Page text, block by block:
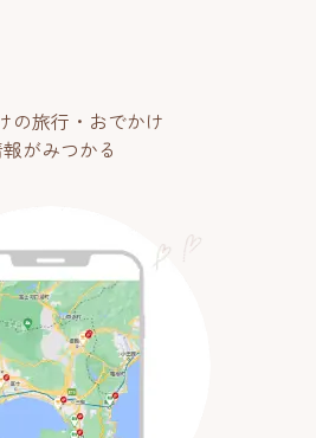
の旅行・おでかけ
がみつかる